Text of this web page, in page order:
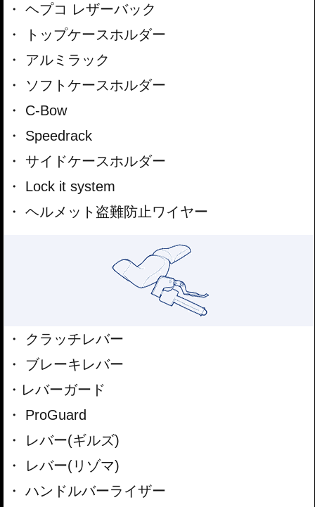
ヘプコ レザーバック
トップケースホルダー
アルミラック
ソフトケースホルダー
C-Bow
Speedrack
サイドケースホルダー
Lock it system
ヘルメット盗難防止ワイヤー
クラッチレバー
ブレーキレバー
レバーガード
ProGuard
レバー(ギルズ)
レバー(リゾマ)
ハンドルバーライザー